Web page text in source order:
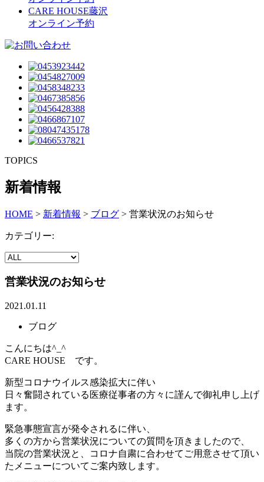
CARE HOUSE藤沢
オンライン予約
TOPICS
新着情報
HOME > 新着情報 > ブログ > 営業状況のお知らせ
カテゴリー:
営業状況のお知らせ
2021.01.11
ブログ
こんにちは^_^
CARE HOUSE です。
新型コロナウイルス感染拡大に伴い
日々奮闘されている医療従事者の方々に謹んで御礼申し上げ
ます。
緊急事態宣言が発令されるに伴い、
多くの方から営業状況についての質問を頂きましたので、
当院の営業状況と、コロナ自粛に合わせてご用意させて頂い
たメニューについてご案内致します。